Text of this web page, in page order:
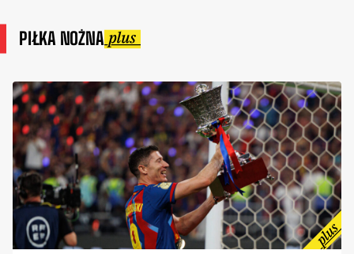
PIŁKA NOŻNA